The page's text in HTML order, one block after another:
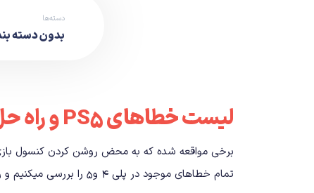
دسته‌ها
بدون دسته
لیست خطاهای PS5 و راه حل آنها
برخی مواقعه شده که به محض روشن کردن کنسول
تمام خطاهای موجود در پلی ۴ و۵ را بررسی میکنیم و راه حل هریک از آنها را نیز بازگو می نماییم.